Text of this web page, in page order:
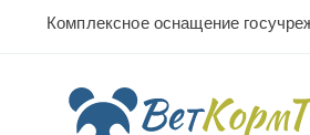
Комплексное оснащение